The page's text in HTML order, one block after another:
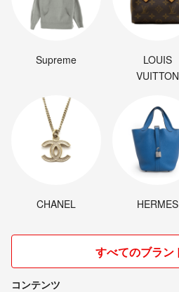
Supreme
LOUIS
VUITTON
CHANEL HERMES
すべてのブラン
コンテンツ